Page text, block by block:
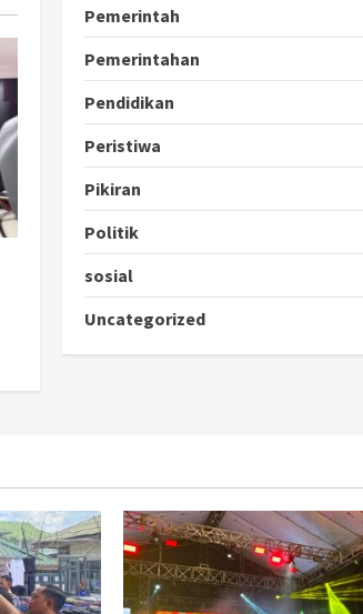
Pemerintah
Pemerintahan
Pendidikan
Peristiwa
Pikiran
Politik
sosial
Uncategorized